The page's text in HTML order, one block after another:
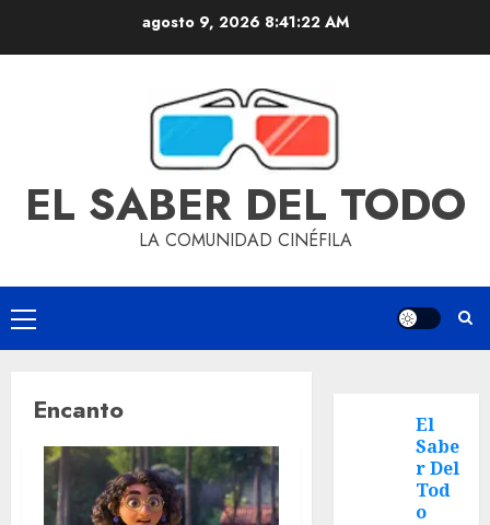
agosto 9, 2026 8:41:22 AM
EL SABER DEL TODO
LA COMUNIDAD CINÉFILA
Encanto
El
Sabe
r Del
Tod
o